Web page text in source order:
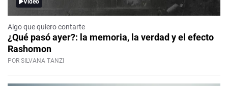
Algo que quiero contarte
¿Qué pasó ayer?: la memoria, la verdad y el efecto
Rashomon
POR SILVANA TANZI